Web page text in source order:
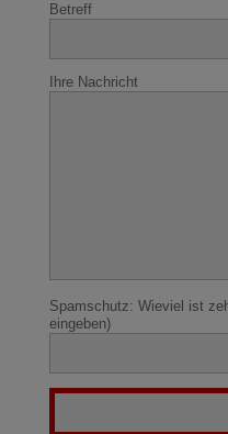
Betreff
Ihre Nachricht
Spamschutz: Wieviel ist
eingeben)